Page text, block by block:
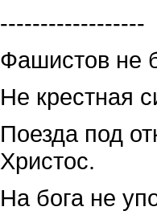
------------------
Фашистов не
Не крестная
Поезда под
Христос.
На бога не